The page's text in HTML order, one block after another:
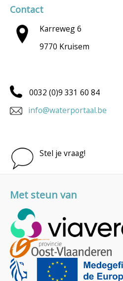
Contact
Karreweg 6
9770 Kruisem
0032 (0)9 331 60 84
info@waterportaal.be
Stel je vraag!
Met steun van